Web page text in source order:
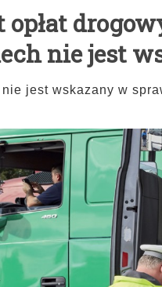
opłat
nie jest
jest wskazany w